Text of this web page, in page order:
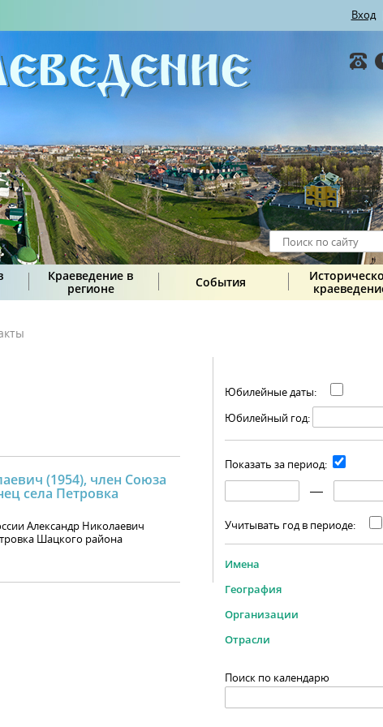
Вход
Краеведение в
регионе
События
(1954), член Союза
села Петровка
Александр Николаевич
Шацкого района
Юбилейные даты:
Юбилейный год:
Показать за период:
Учитывать год в периоде:
Имена
География
Организации
Отрасли
Поиск по календарю